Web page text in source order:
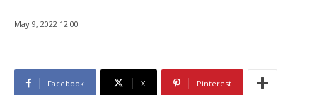
May 9, 2022 12:00
Facebook X Pinterest